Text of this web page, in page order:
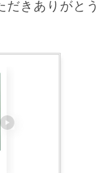
だきありがとう